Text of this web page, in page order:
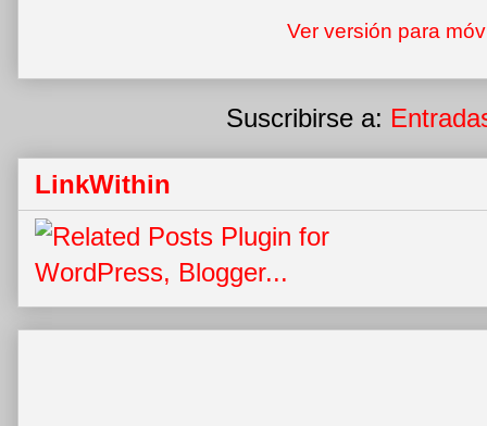
Ver versión para
Suscribirse a:
LinkWithin